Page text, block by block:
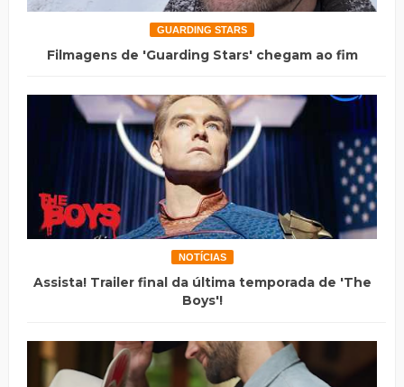
GUARDING STARS
Filmagens de 'Guarding Stars' chegam ao fim
NOTÍCIAS
Assista! Trailer final da última temporada de 'The
Boys'!